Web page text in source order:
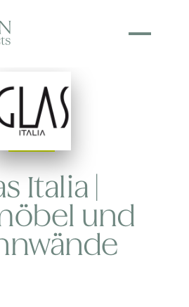
Italia |
und